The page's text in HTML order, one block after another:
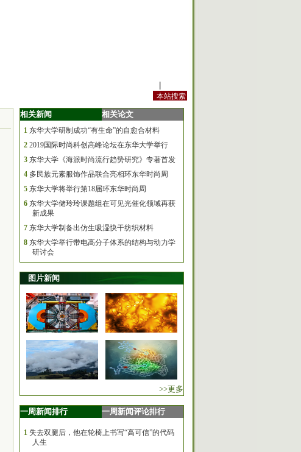
相关新闻 相关论文
1 东华大学研制成功“有生命”的自愈合材料
2 2019国际时尚科创高峰论坛在东华大学举行
3 东华大学《海派时尚流行趋势研究》专著首发
4 多民族元素服饰作品联合亮相环东华时尚周
5 东华大学将举行第18届环东华时尚周
6 东华大学储玲玲课题组在可见光催化领域再获
新成果
7 东华大学制备出仿生吸湿快干纺织材料
8 东华大学举行带电高分子体系的结构与动力学
研讨会
图片新闻
>>更多
一周新闻排行 一周新闻评论排行
1 失去双腿后，他在轮椅上书写“高可信”的代码
人生